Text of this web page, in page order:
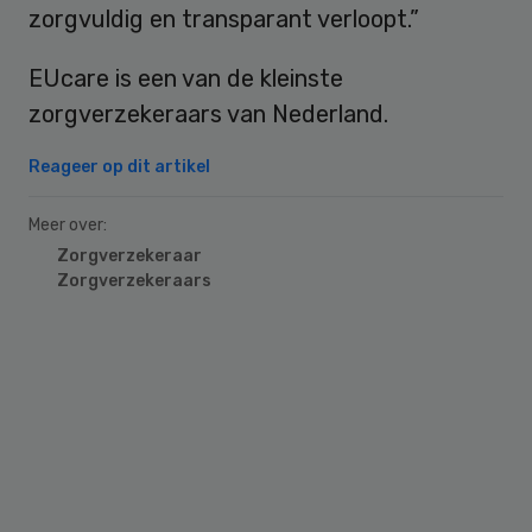
zorgvuldig en transparant verloopt.”
EUcare is een van de kleinste
zorgverzekeraars van Nederland.
Reageer op dit artikel
Meer over:
Zorgverzekeraar
Zorgverzekeraars